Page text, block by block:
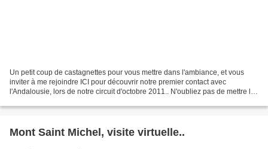
Un petit coup de castagnettes pour vous mettre dans l'ambiance, et vous
inviter à me rejoindre ICI pour découvrir notre premier contact avec
l'Andalousie, lors de notre circuit d'octobre 2011.. N'oubliez pas de mettre le
Mont Saint Michel, visite virtuelle..